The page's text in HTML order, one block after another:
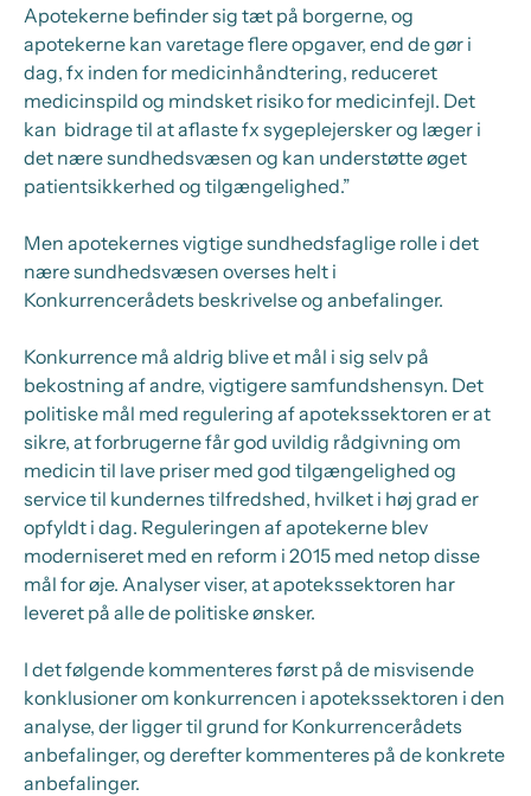
Apotekerne befinder sig tæt på borgerne, og
apotekerne kan varetage flere opgaver, end de gør i
dag, fx inden for medicinhåndtering, reduceret
medicinspild og mindsket risiko for medicinfejl. Det
kan bidrage til at aflaste fx sygeplejersker og læger i
det nære sundhedsvæsen og kan understøtte øget
patientsikkerhed og tilgængelighed.”
Men apotekernes vigtige sundhedsfaglige rolle i det
nære sundhedsvæsen overses helt i
Konkurrencerådets beskrivelse og anbefalinger.
Konkurrence må aldrig blive et mål i sig selv på
bekostning af andre, vigtigere samfundshensyn. Det
politiske mål med regulering af apotekssektoren er at
sikre, at forbrugerne får god uvildig rådgivning om
medicin til lave priser med god tilgængelighed og
service til kundernes tilfredshed, hvilket i høj grad er
opfyldt i dag. Reguleringen af apotekerne blev
moderniseret med en reform i 2015 med netop disse
mål for øje. Analyser viser, at apotekssektoren har
leveret på alle de politiske ønsker.
I det følgende kommenteres først på de misvisende
konklusioner om konkurrencen i apotekssektoren i den
analyse, der ligger til grund for Konkurrencerådets
anbefalinger, og derefter kommenteres på de konkrete
anbefalinger.